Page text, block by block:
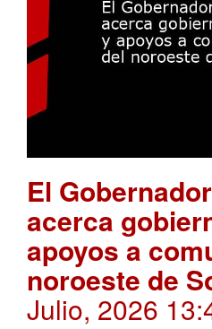
El
acerca
apoyos a
noroeste de
Julio, 2026